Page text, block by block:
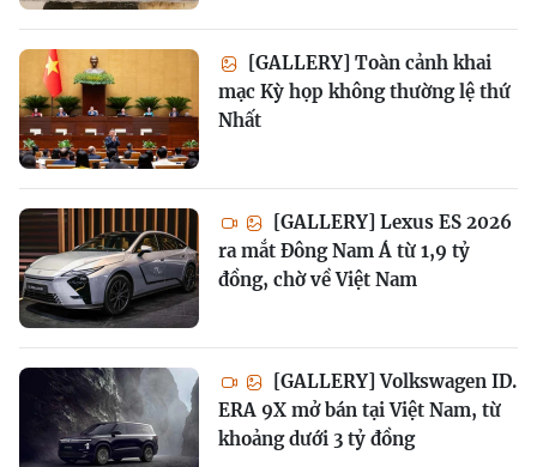
[GALLERY] Toàn cảnh khai
mạc Kỳ họp không thường lệ thứ
Nhất
[GALLERY] Lexus ES 2026
ra mắt Đông Nam Á từ 1,9 tỷ
đồng, chờ về Việt Nam
[GALLERY] Volkswagen ID.
ERA 9X mở bán tại Việt Nam, từ
khoảng dưới 3 tỷ đồng